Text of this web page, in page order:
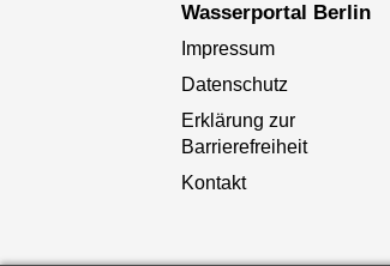
Wasserportal Berlin
Impressum
Datenschutz
Erklärung zur
Barrierefreiheit
Kontakt